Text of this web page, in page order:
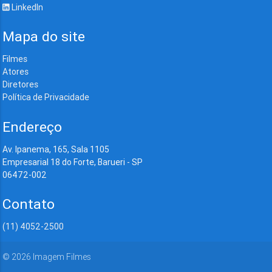
LinkedIn
Mapa do site
Filmes
Atores
Diretores
Política de Privacidade
Endereço
Av. Ipanema, 165, Sala 1105
Empresarial 18 do Forte, Barueri - SP
06472-002
Contato
(11) 4052-2500
© 2026 Imagem Filmes